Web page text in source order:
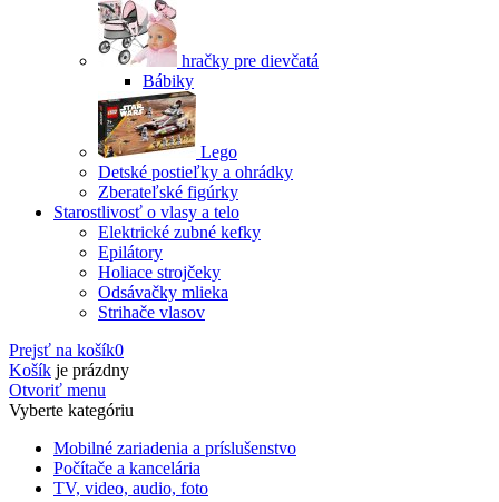
hračky pre dievčatá
Bábiky
Lego
Detské postieľky a ohrádky
Zberateľské figúrky
Starostlivosť o vlasy a telo
Elektrické zubné kefky
Epilátory
Holiace strojčeky
Odsávačky mlieka
Strihače vlasov
Prejsť na košík0
Košík je prázdny
Otvoriť menu
Vyberte kategóriu
Mobilné zariadenia a príslušenstvo
Počítače a kancelária
TV, video, audio, foto